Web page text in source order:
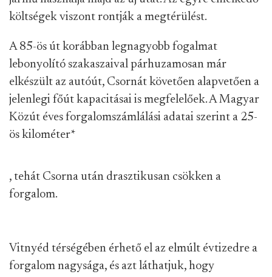
költségek viszont rontják a megtérülést.
A 85-ös út korábban legnagyobb fogalmat
lebonyolító szakaszaival párhuzamosan már
elkészült az autóút, Csornát követően alapvetően a
jelenlegi főút kapacitásai is megfelelőek. A Magyar
Közút éves forgalomszámlálási adatai szerint a 25-
ös kilométer*
, tehát Csorna után drasztikusan csökken a
forgalom.
Vitnyéd térségében érhető el az elmúlt évtizedre a
forgalom nagysága, és azt láthatjuk, hogy